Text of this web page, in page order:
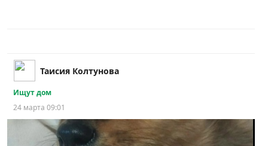
Таисия Колтунова
Ищут дом
24 марта 09:01